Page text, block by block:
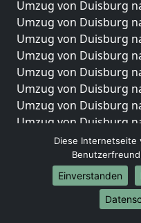
Umzug von Duisburg
Umzug von Duisburg
Umzug von Duisburg
Umzug von Duisburg
Umzug von Duisburg
Umzug von Duisburg
Umzug von Duisburg
Umzug von Duisburg
Umzug von Duisburg
Umzug von Duisburg
Umzug von Duisburg
Umzug von Duisburg
Umzug von Duisburg
Diese Internetseite
Einverstanden